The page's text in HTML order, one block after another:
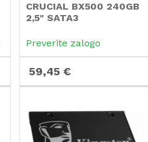
CRUCIAL BX500 240GB
2,5" SATA3
Preverite zalogo
59,45 €